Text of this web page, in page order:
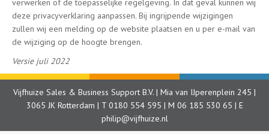
verwerken of de toepasselijke regelgeving. In dat geval kunnen wij
deze privacyverklaring aanpassen. Bij ingrijpende wijzigingen
zullen wij een melding op de website plaatsen en u per e-mail van
de wijziging op de hoogte brengen.
Versie juli 2022
Vijfhuize Sales & Business Support B.V. | Mia van IJperenplein 245 |
3065 JK Rotterdam | T 0180 554 595 | M 06 185 530 65 | E
philip@vijfhuize.nl